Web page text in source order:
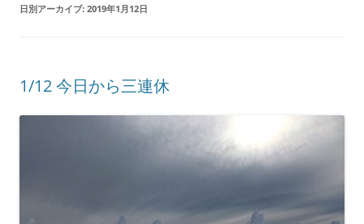
日別アーカイブ: 2019年1月12日
1/12 今日から三連休